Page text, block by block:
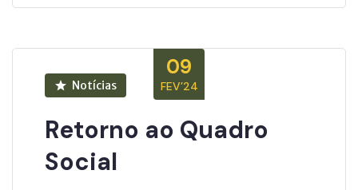
09
FEV’24
Notícias
Retorno ao Quadro
Social